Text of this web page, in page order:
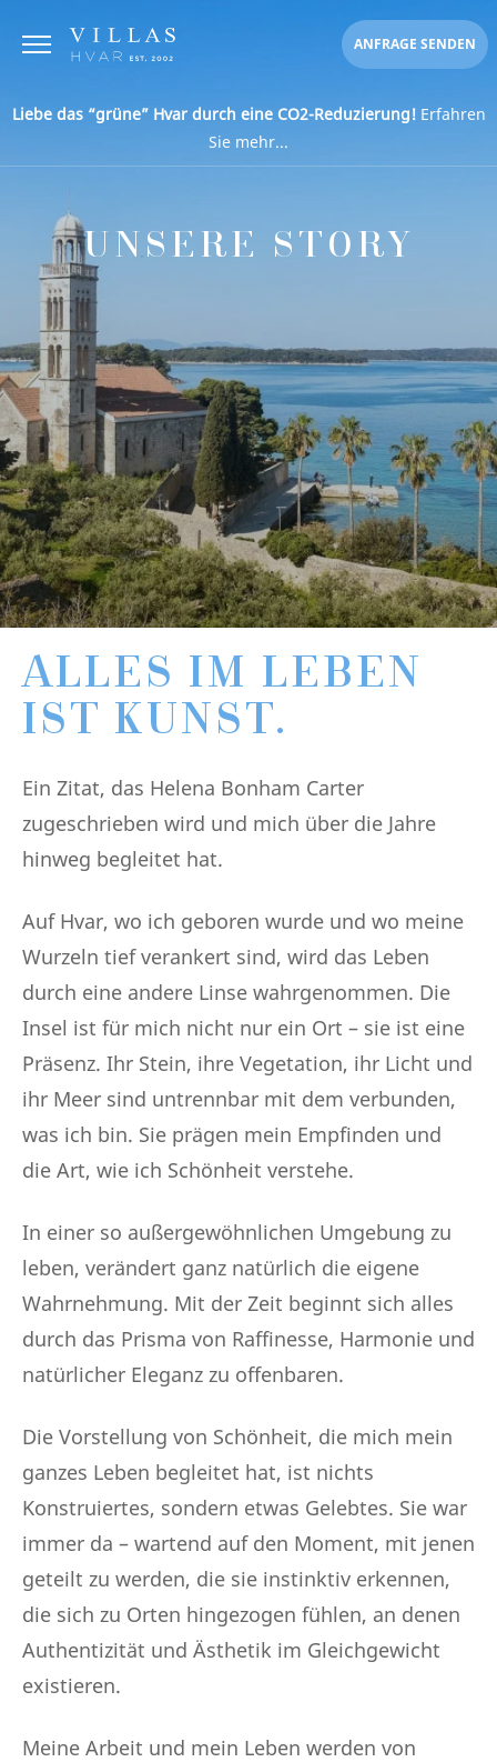
ANFRAGE SENDEN
Liebe das “grüne” Hvar durch eine CO2-Reduzierung!Erfahren
Sie mehr...
UNSERE STORY
ALLES IM LEBEN
IST KUNST.
Ein Zitat, das Helena Bonham Carter
zugeschrieben wird und mich über die Jahre
hinweg begleitet hat.
Auf Hvar, wo ich geboren wurde und wo meine
Wurzeln tief verankert sind, wird das Leben
durch eine andere Linse wahrgenommen. Die
Insel ist für mich nicht nur ein Ort – sie ist eine
Präsenz. Ihr Stein, ihre Vegetation, ihr Licht und
ihr Meer sind untrennbar mit dem verbunden,
was ich bin. Sie prägen mein Empfinden und
die Art, wie ich Schönheit verstehe.
In einer so außergewöhnlichen Umgebung zu
leben, verändert ganz natürlich die eigene
Wahrnehmung. Mit der Zeit beginnt sich alles
durch das Prisma von Raffinesse, Harmonie und
natürlicher Eleganz zu offenbaren.
Die Vorstellung von Schönheit, die mich mein
ganzes Leben begleitet hat, ist nichts
Konstruiertes, sondern etwas Gelebtes. Sie war
immer da – wartend auf den Moment, mit jenen
geteilt zu werden, die sie instinktiv erkennen,
die sich zu Orten hingezogen fühlen, an denen
Authentizität und Ästhetik im Gleichgewicht
existieren.
Meine Arbeit und mein Leben werden von